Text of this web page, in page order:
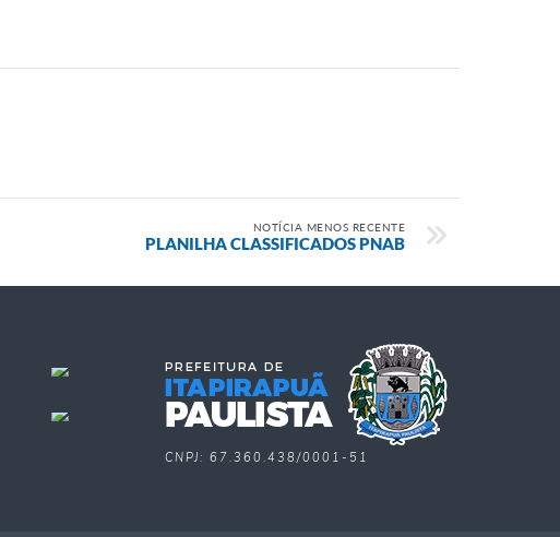
NOTÍCIA MENOS RECENTE
PLANILHA CLASSIFICADOS PNAB
CNPJ: 67.360.438/0001-51